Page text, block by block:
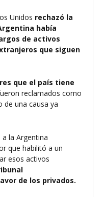
Unidos rechazó la
había
de activos
que siguen
que el país tiene
reclamados como
de una causa ya
la Argentina
que habilitó a un
esos activos
de los privados.